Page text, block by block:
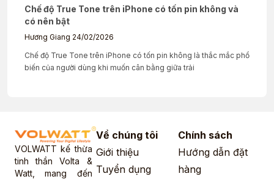
Chế độ True Tone trên iPhone có tốn pin không và
có nên bật
Hương Giang 24/02/2026
Chế độ True Tone trên iPhone có tốn pin không là thắc mắc phổ
biến của người dùng khi muốn cân bằng giữa trải
VOLWATT kế thừa
tinh thần Volta &
Watt, mang đến
Về chúng tôi
Giới thiệu
Tuyển dụng
Chính sách
Hướng dẫn đặt
hàng